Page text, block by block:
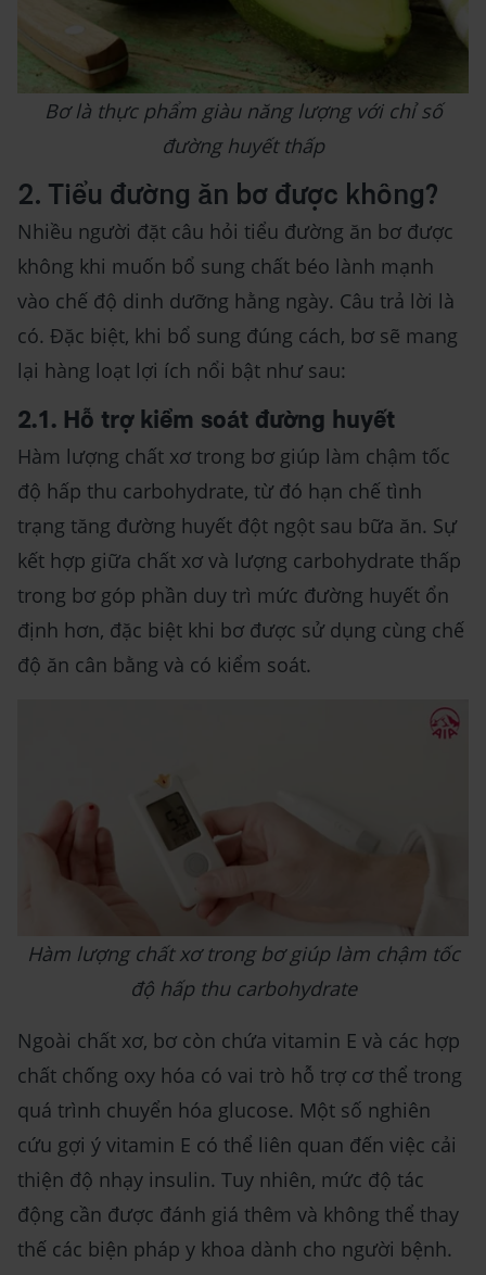
Bơ là thực phẩm giàu năng lượng với chỉ số
đường huyết thấp
2. Tiểu đường ăn bơ được không?
Nhiều người đặt câu hỏi tiểu đường ăn bơ được
không khi muốn bổ sung chất béo lành mạnh
vào chế độ dinh dưỡng hằng ngày. Câu trả lời là
có. Đặc biệt, khi bổ sung đúng cách, bơ sẽ mang
lại hàng loạt lợi ích nổi bật như sau:
2.1. Hỗ trợ kiểm soát đường huyết
Hàm lượng chất xơ trong bơ giúp làm chậm tốc
độ hấp thu carbohydrate, từ đó hạn chế tình
trạng tăng đường huyết đột ngột sau bữa ăn. Sự
kết hợp giữa chất xơ và lượng carbohydrate thấp
trong bơ góp phần duy trì mức đường huyết ổn
định hơn, đặc biệt khi bơ được sử dụng cùng chế
độ ăn cân bằng và có kiểm soát.
Hàm lượng chất xơ trong bơ giúp làm chậm tốc
độ hấp thu carbohydrate
Ngoài chất xơ, bơ còn chứa vitamin E và các hợp
chất chống oxy hóa có vai trò hỗ trợ cơ thể trong
quá trình chuyển hóa glucose. Một số nghiên
cứu gợi ý vitamin E có thể liên quan đến việc cải
thiện độ nhạy insulin. Tuy nhiên, mức độ tác
động cần được đánh giá thêm và không thể thay
thế các biện pháp y khoa dành cho người bệnh.